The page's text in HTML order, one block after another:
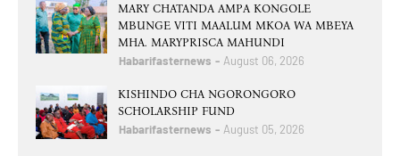
MARY CHATANDA AMPA KONGOLE
MBUNGE VITI MAALUM MKOA WA MBEYA
MHA. MARYPRISCA MAHUNDI
Habarifasternews August 06, 2026
KISHINDO CHA NGORONGORO
SCHOLARSHIP FUND
Habarifasternews August 05, 2026